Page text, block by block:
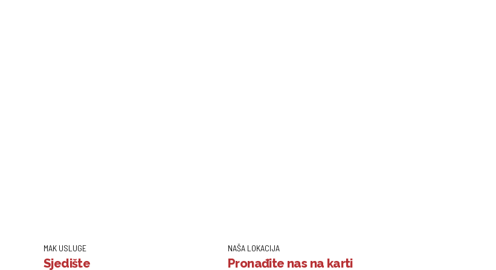
MAK USLUGE
Sjedište
NAŠA LOKACIJA
Pronađite nas na karti